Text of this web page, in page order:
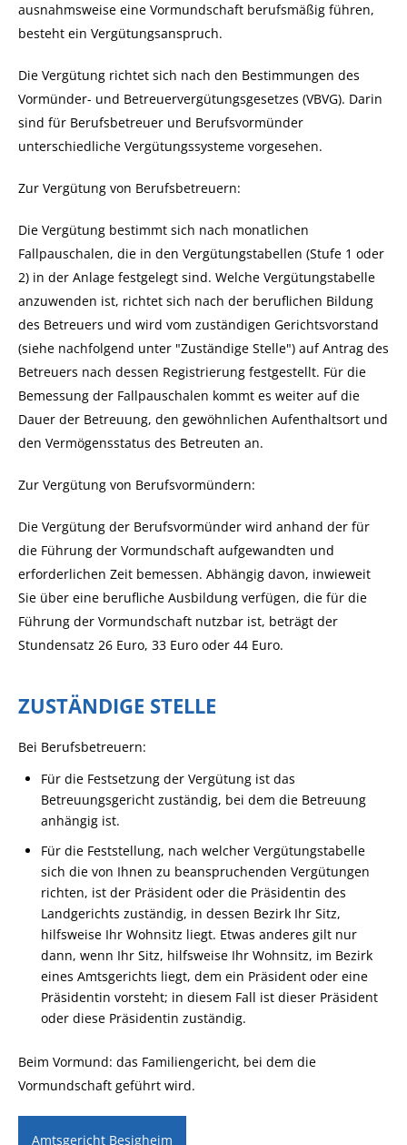
ausnahmsweise eine Vormundschaft berufsmäßig führen,
besteht ein Vergütungsanspruch.
Die Vergütung richtet sich nach den Bestimmungen des
Vormünder- und Betreuervergütungsgesetzes (VBVG). Darin
sind für Berufsbetreuer und Berufsvormünder
unterschiedliche Vergütungssysteme vorgesehen.
Zur Vergütung von Berufsbetreuern:
Die Vergütung bestimmt sich nach monatlichen
Fallpauschalen, die in den Vergütungstabellen (Stufe 1 oder
2) in der Anlage festgelegt sind. Welche Vergütungstabelle
anzuwenden ist, richtet sich nach der beruflichen Bildung
des Betreuers und wird vom zuständigen Gerichtsvorstand
(siehe nachfolgend unter "Zuständige Stelle") auf Antrag des
Betreuers nach dessen Registrierung festgestellt. Für die
Bemessung der Fallpauschalen kommt es weiter auf die
Dauer der Betreuung, den gewöhnlichen Aufenthaltsort und
den Vermögensstatus des Betreuten an.
Zur Vergütung von Berufsvormündern:
Die Vergütung der Berufsvormünder wird anhand der für
die Führung der Vormundschaft aufgewandten und
erforderlichen Zeit bemessen. Abhängig davon, inwieweit
Sie über eine berufliche Ausbildung verfügen, die für die
Führung der Vormundschaft nutzbar ist, beträgt der
Stundensatz 26 Euro, 33 Euro oder 44 Euro.
ZUSTÄNDIGE STELLE
Bei Berufsbetreuern:
Für die Festsetzung der Vergütung ist das
Betreuungsgericht zuständig, bei dem die Betreuung
anhängig ist.
Für die Feststellung, nach welcher Vergütungstabelle
sich die von Ihnen zu beanspruchenden Vergütungen
richten, ist der Präsident oder die Präsidentin des
Landgerichts zuständig, in dessen Bezirk Ihr Sitz,
hilfsweise Ihr Wohnsitz liegt. Etwas anderes gilt nur
dann, wenn Ihr Sitz, hilfsweise Ihr Wohnsitz, im Bezirk
eines Amtsgerichts liegt, dem ein Präsident oder eine
Präsidentin vorsteht; in diesem Fall ist dieser Präsident
oder diese Präsidentin zuständig.
Beim Vormund: das Familiengericht, bei dem die
Vormundschaft geführt wird.
Amtsgericht Besigheim